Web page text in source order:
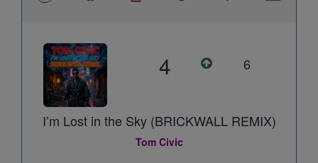
4 6
I’m Lost in the Sky (BRICKWALL REMIX)
Tom Civic